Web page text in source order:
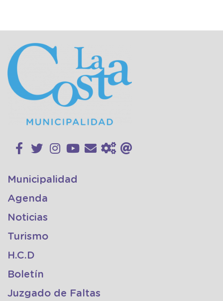
Municipalidad
Agenda
Noticias
Turismo
H.C.D
Boletín
Juzgado de Faltas